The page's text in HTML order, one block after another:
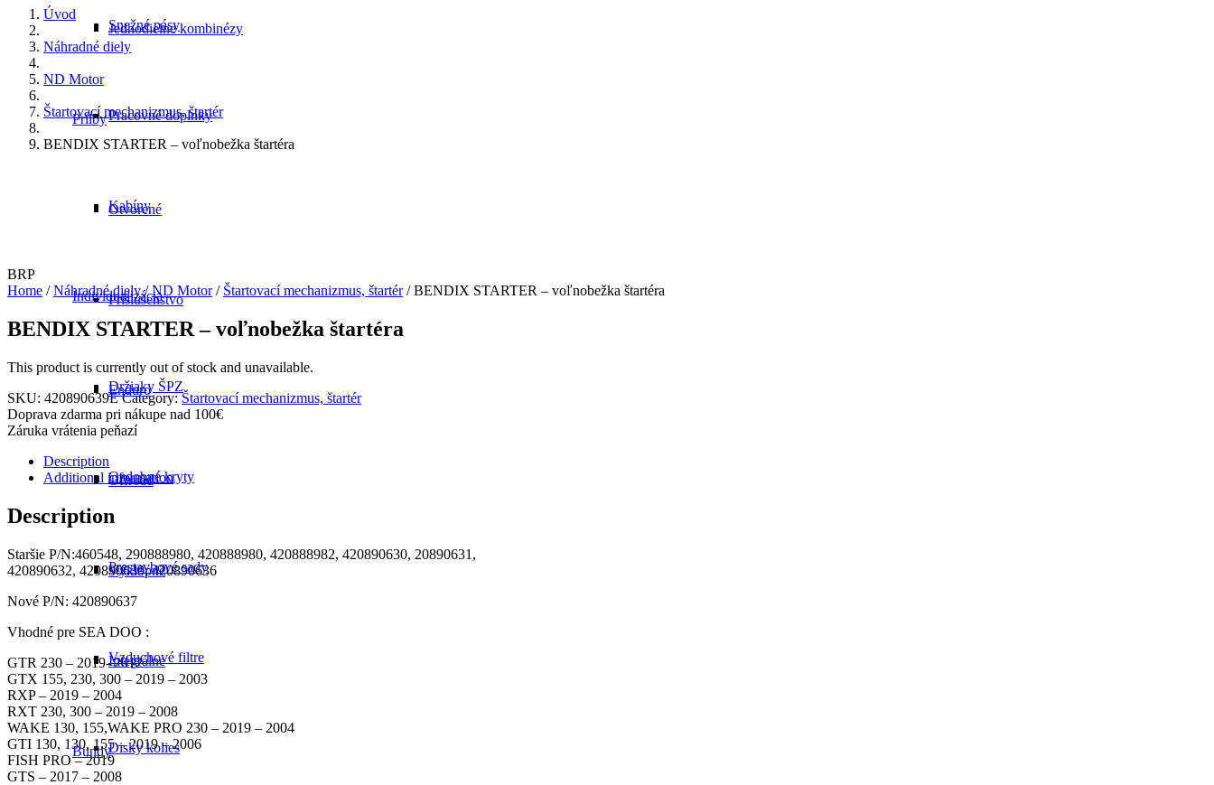
Jednodielne kombinézy
Prilby
Otvorené
Príslušenstvo
Enduro
Offroad
Výklopné
Integrálne
Bundy
Snežné pásy
Pracovné doplnky
Kabíny
Individualizácia
Držiaky ŠPZ
Ozdobné kryty
Prestavbové sady
Vzduchové filtre
Disky kolies
Úvod
Náhradné diely
ND Motor
Štartovací mechanizmus, štartér
BENDIX STARTER – voľnobežka štartéra
BRP
Home /Náhradné diely/ND Motor/ Štartovací mechanizmus, štartér/ BENDIX STARTER – voľnobežka štartéra
BENDIX STARTER – voľnobežka štartéra
This product is currently out of stock and unavailable.
SKU: 420890639E Category:Štartovací mechanizmus, štartér
Doprava zdarma pri nákupe nad 100€
Záruka vrátenia peňazí
Description
Additional information
Description
Staršie P/N:460548, 290888980, 420888980, 420888982, 420890630, 20890631,
420890632, 420890639, 420890636
Nové P/N: 420890637
Vhodné pre SEA DOO :
GTR 230 – 2019- 2012
GTX 155, 230, 300 – 2019 – 2003
RXP – 2019 – 2004
RXT 230, 300 – 2019 – 2008
WAKE 130, 155,WAKE PRO 230 – 2019 – 2004
GTI 130, 130, 155 – 2019 – 2006
FISH PRO – 2019
GTS – 2017 – 2008